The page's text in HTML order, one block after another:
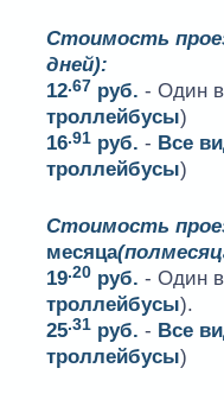
Стоимость
дней):
12.67 руб. - Один
троллейбусы)
16.91 руб. - Все
троллейбусы)
Стоимость
месяца
19.20 руб. - Один
троллейбусы).
25.31 руб. - Все
троллейбусы)